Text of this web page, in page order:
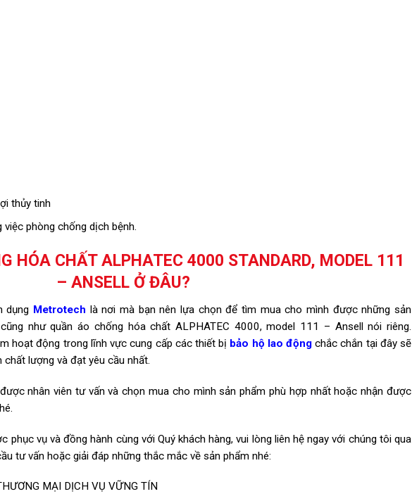
thủy tinh
phòng chống dịch bệnh.
HÓA CHẤT ALPHATEC 4000 STANDARD, MODEL 111
– ANSELL Ở ĐÂU?
dụng Metrotech là nơi mà bạn nên lựa chọn để tìm mua cho mình được những sản
như quần áo chống hóa chất ALPHATEC 4000, model 111 – Ansell nói riêng.
hoạt động trong lĩnh vực cung cấp các thiết bị bảo hộ lao độngchắc chắn tại đây sẽ
lượng và đạt yêu cầu nhất.
nhân viên tư vấn và chọn mua cho mình sản phẩm phù hợp nhất hoặc nhận được
phục vụ và đồng hành cùng với Quý khách hàng, vui lòng liên hệ ngay với chúng tôi qua
tư vấn hoặc giải đáp những thắc mắc về sản phẩm nhé:
MẠI DỊCH VỤ VỮNG TÍN